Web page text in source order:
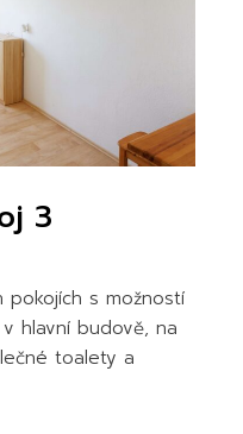
3
pokojích s možností
hlavní budově, na
toalety a